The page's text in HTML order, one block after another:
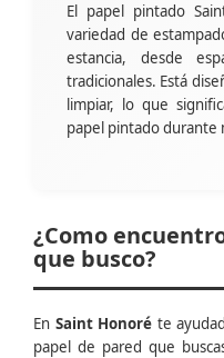
El papel pintado
variedad de
estancia, desde
tradicionales. Está
limpiar, lo que
papel pintado durante
¿Como
que busco?
En Saint Honoré te
papel de pared que